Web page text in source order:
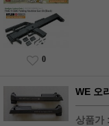
0
WE 오
상품가 :